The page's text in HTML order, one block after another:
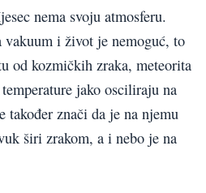
nema svoju atmosferu.
vakuum i život je nemoguć, to
od kozmičkih zraka, meteorita
jako osciliraju na
također znači da je na njemu
širi zrakom, a i nebo je na